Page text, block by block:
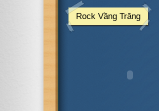
Rock Vầng Trăng